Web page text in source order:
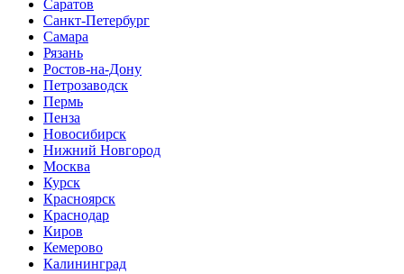
Саратов
Санкт-Петербург
Самара
Рязань
Ростов-на-Дону
Петрозаводск
Пермь
Пенза
Новосибирск
Нижний Новгород
Москва
Курск
Красноярск
Краснодар
Киров
Кемерово
Калининград